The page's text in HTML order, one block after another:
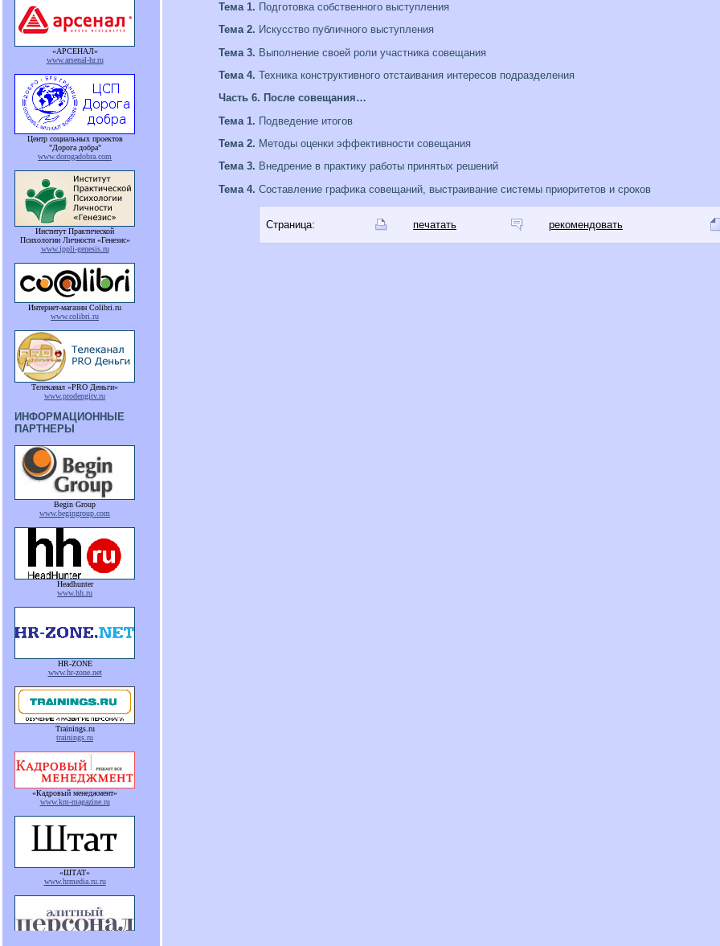
«АРСЕНАЛ»
www.arsenal-hr.ru
Центр социальных проектов
"Дорога добра"
www.dorogadobra.com
Институт Практической
Психологии Личности «Генезис»
www.ippli-genesis.ru
Интернет-магазин Colibri.ru
www.colibri.ru
Телеканал «PRO Деньги»
www.prodengitv.ru
ИНФОРМАЦИОННЫЕ
ПАРТНЕРЫ
Begin Group
www.begingroup.com
Headhunter
www.hh.ru
HR-ZONE
www.hr-zone.net
Trainings.ru
trainings.ru
«Кадровый менеджмент»
www.km-magazine.ru
«ШТАТ»
www.hrmedia.ru.ru
Тема 1. Подготовка собственного выступления
Тема 2. Искусство публичного выступления
Тема 3. Выполнение своей роли участника совещания
Тема 4. Техника конструктивного отстаивания интересов подразделения
Часть 6. После совещания…
Тема 1. Подведение итогов
Тема 2. Методы оценки эффективности совещания
Тема 3. Внедрение в практику работы принятых решений
Тема 4. Составление графика совещаний, выстраивание системы приоритетов и сроков
Страница: печатать рекомендовать